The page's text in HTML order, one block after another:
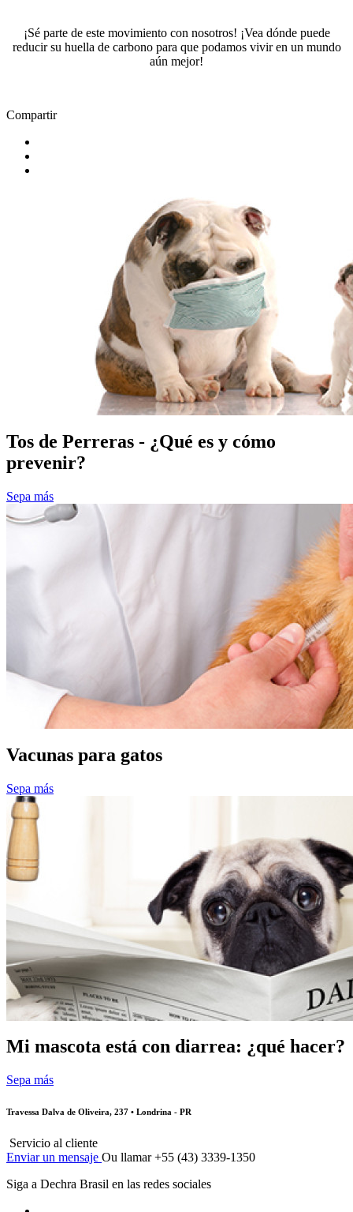
¡Sé parte de este movimiento con nosotros! ¡Vea dónde puede
reducir su huella de carbono para que podamos vivir en un mundo
aún mejor!
Compartir
Tos de Perreras - ¿Qué es y cómo
prevenir?
Sepa más
Vacunas para gatos
Sepa más
Mi mascota está con diarrea: ¿qué hacer?
Sepa más
Travessa Dalva de Oliveira, 237 • Londrina - PR
Servicio al cliente
Enviar un mensaje Ou llamar +55 (43) 3339-1350
Siga a Dechra Brasil en las redes sociales